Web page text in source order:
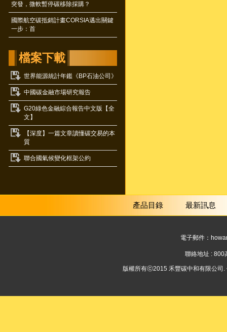
突發，微軟暫停碳移除採購？
國際航空碳抵銷計畫CORSIA邁出關鍵
一步：首
檔案下載
世界能源統計年鑑《BP石油公司》
中國碳金融市場研究報告
G20綠色金融綜合報告中文版【全
文】
【深度】一篇文章讀懂碳交易的本
質
聯合國氣候變化框架公約
產品目錄 最新訊息
電子郵件：
聯絡地址 : 800
版權所有ⓒ2015 禾豐碳中和有限公司